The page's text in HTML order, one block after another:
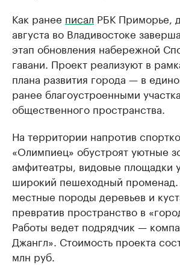
Как ранее писал РБК Приморье,
августа во Владивостоке
этап обновления набережной
гавани. Проект реализуют в
плана развития города — в
ранее благоустроенными
общественного пространства.
На территории напротив
«Олимпиец» обустроят уютные
амфитеатры, видовые площадки
широкий пешеходный променад.
местные породы деревьев и
превратив пространство в
Работы ведет подрядчик —
Джангл». Стоимость проекта
млн руб.